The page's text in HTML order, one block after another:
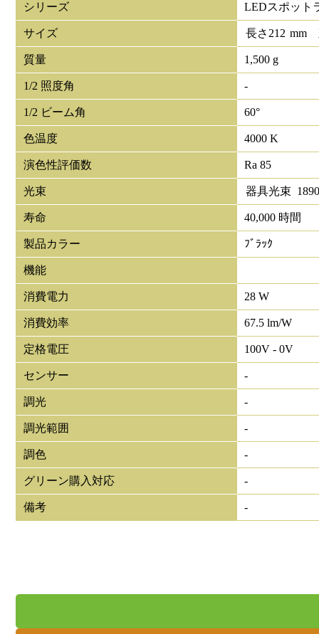
シリーズ LEDスポット
サイズ 長さ 212 mm
質量 1,500 g
1/2 照度角 -
1/2 ビーム角 60°
色温度 4000 K
演色性評価数 Ra 85
光束 器具光束
寿命 40,000 時間
製品カラー ﾌﾞﾗｯｸ
機能
消費電力 28 W
消費効率 67.5 lm/W
定格電圧 100V - 0V
センサー -
調光 -
調光範囲 -
調色 -
グリーン購入対応 -
備考 -